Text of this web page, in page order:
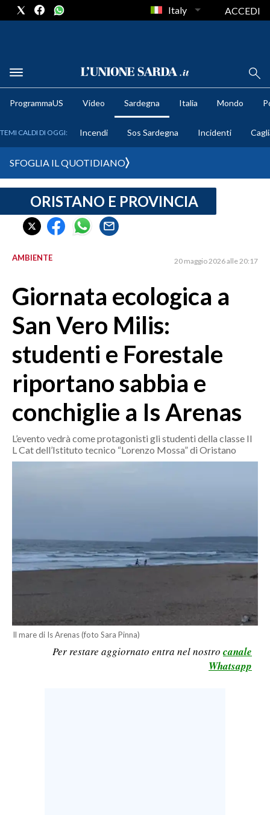
METEO
CRONACA SARDEGNA
CAGLIARI
SULCIS IGLESIENTE
ORISTANO E PROVINCIA
GALLURA
NUORO E PROVINCIA
OGLIASTRA
AGENDA
CRONACA
MONDO
SERVIZI ALLE IMPRESE
LAVORO
BANDI
SPORT
RISULTATI E CLASSIFICHE
Italy ACCEDI
ProgrammaUS Video Sardegna Italia Mondo
TEMI CALDI DI OGGI: Incendi Sos Sardegna Incidenti
SFOGLIA IL QUOTIDIANO
ORISTANO E PROVINCIA
AMBIENTE 20 maggio 2026 alle 20:17
Giornata ecologica a
San Vero Milis:
studenti e Forestale
riportano sabbia e
conchiglie a Is Arenas
L’evento vedrà come protagonisti gli studenti della classe II
L Cat dell’Istituto tecnico “Lorenzo Mossa” di Oristano
Il mare di Is Arenas (foto Sara Pinna)
Per restare aggiornato entra nel nostro canale
Whatsapp